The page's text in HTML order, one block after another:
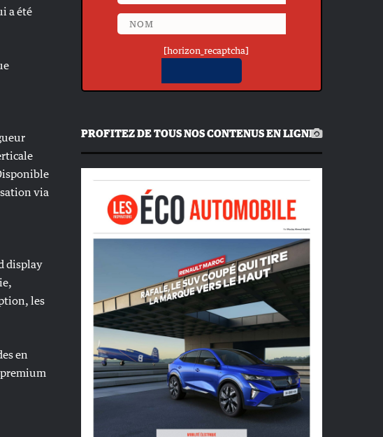
a été
via
display
les
en
[horizon_recaptcha]
PROFITEZ DE TOUS NOS CONTENUS EN LIGNE